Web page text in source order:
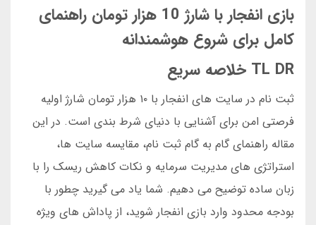
بازی انفجار با شارژ 10 هزار تومان راهنمای
کامل برای شروع هوشمندانه
TL DR خلاصه سریع
ثبت نام در سایت های انفجار با ۱۰ هزار تومان شارژ اولیه
فرصتی امن برای آشنایی با دنیای شرط بندی است. در این
مقاله راهنمای گام به گام ثبت نام، مقایسه سایت ها،
استراتژی های مدیریت سرمایه و نکات کاهش ریسک را با
زبان ساده توضیح می دهیم. شما یاد می گیرید چطور با
بودجه محدود وارد بازی انفجار شوید، از پاداش های ویژه